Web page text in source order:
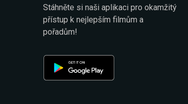
Stáhněte si naši aplikaci pro okamžitý
přístup k nejlepším filmům a
pořadům!